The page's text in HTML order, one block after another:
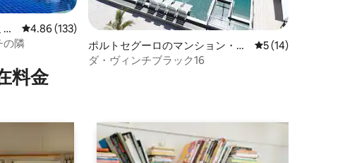
価
レビュー133件、5つ星中4.86つ星の平均評価
4.86 (133)
の隣
ポルトセグーロのマンション・ア
パート
レビュー14件、5
5 (14)
ダ・ヴィンチブラック16
料⁠金